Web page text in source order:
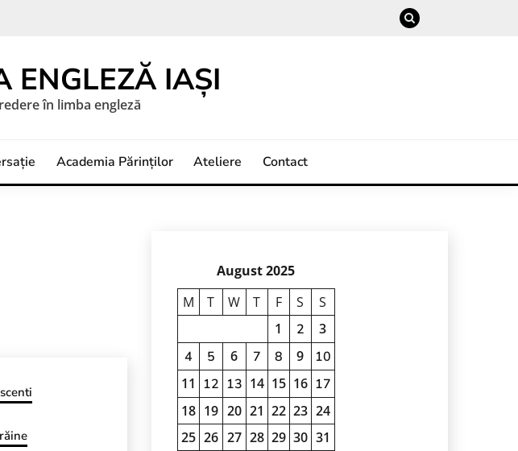
ENGLEZĂ IAȘI
în limba engleză
Academia Părinților Ateliere Contact
August 2025
M
T W T F S
S
1
2
3
4
5 6 7 8 9
10
11 12 13 14 15 16 17
18 19 20 21 22 23 24
25 26 27 28 29 30 31